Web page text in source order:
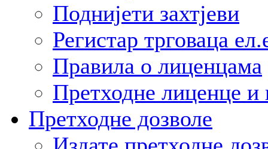
Поднијети захтјеви
Регистар трговаца
Правила о лиценцама
Претходне лиценце и
Претходне дозволе